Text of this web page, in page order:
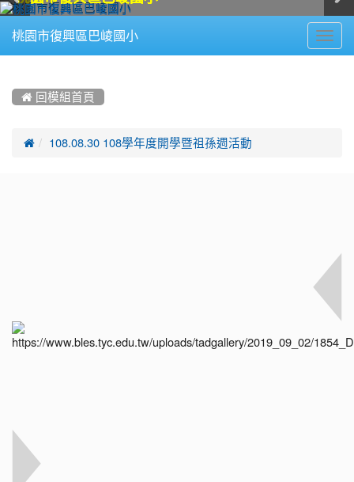
桃園市復興區巴崚國小
 回模組首頁
 108.08.30 108學年度開學暨祖孫週活動